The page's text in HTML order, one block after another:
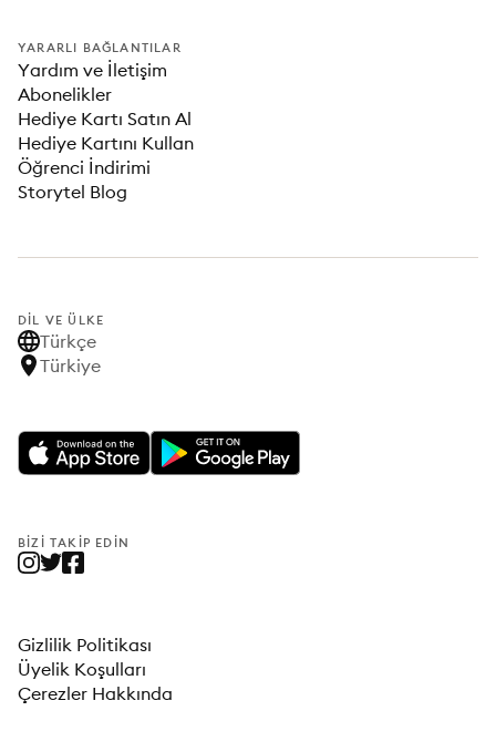
YARARLI BAĞLANTILAR
Yardım ve İletişim
Abonelikler
Hediye Kartı Satın Al
Hediye Kartını Kullan
Öğrenci İndirimi
Storytel Blog
DIL VE ÜLKE
Türkçe
Türkiye
BIZI TAKIP EDIN
Gizlilik Politikası
Üyelik Koşulları
Çerezler Hakkında